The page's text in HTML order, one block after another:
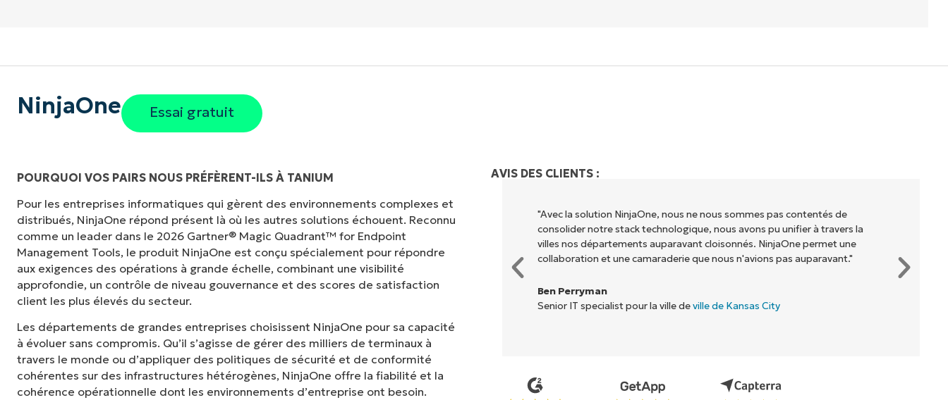
NinjaOne Essai gratuit
POURQUOI VOS PAIRS NOUS PRÉFÈRENT-ILS À TANIUM
Pour les entreprises informatiques qui gèrent des environnements complexes et
distribués, NinjaOne répond présent là où les autres solutions échouent. Reconnu
comme un leader dans le 2026 Gartner® Magic Quadrant™ for Endpoint
Management Tools, le produit NinjaOne est conçu spécialement pour répondre
aux exigences des opérations à grande échelle, combinant une visibilité
approfondie, un contrôle de niveau gouvernance et des scores de satisfaction
client les plus élevés du secteur.
Les départements de grandes entreprises choisissent NinjaOne pour sa capacité
à évoluer sans compromis. Qu’il s’agisse de gérer des milliers de terminaux à
travers le monde ou d’appliquer des politiques de sécurité et de conformité
cohérentes sur des infrastructures hétérogènes, NinjaOne offre la fiabilité et la
cohérence opérationnelle dont les environnements d’entreprise ont besoin.
AVIS DES CLIENTS :
"Auparavant, j'avais besoin de 10 à 15 outils différents pour exécuter ce que
NinjaOne fait dans son panneau de contrôle centralisé." NinjaOne rend la vie
tellement plus facile."
Ernie Turner
Directeur informatique chezVetcor
"Avec la solution NinjaOne, nous ne nous sommes pas contentés de
consolider notre stack technologique, nous avons pu unifier à travers la
villes nos départements auparavant cloisonnés. NinjaOne permet une
collaboration et une camaraderie que nous n'avions pas auparavant."
Ben Perryman
Senior IT specialist pour la ville deville de Kansas City